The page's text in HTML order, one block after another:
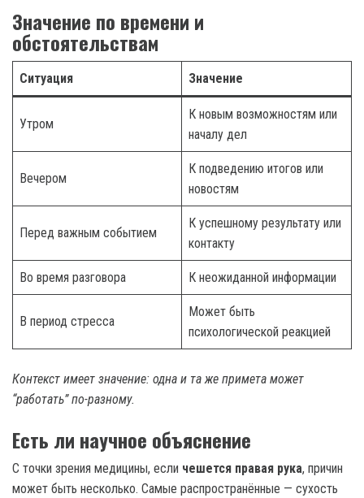
Значение по времени и
обстоятельствам
Ситуация Значение
Утром
К новым возможностям или
началу дел
Вечером
К подведению итогов или
новостям
Перед важным событием
К успешному результату или
контакту
Во время разговора К неожиданной информации
В период стресса
Может быть
психологической реакцией
Контекст имеет значение: одна и та же примета может
“работать” по-разному.
Есть ли научное объяснение
С точки зрения медицины, если чешется правая рука, причин
может быть несколько. Самые распространённые — сухость